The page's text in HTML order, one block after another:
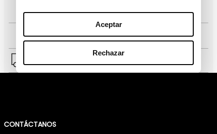
Aceptar
Rechazar
Pagos 100% seguros, página certificada
Comprar fácil en solo 4 pasos
CONTÁCTANOS